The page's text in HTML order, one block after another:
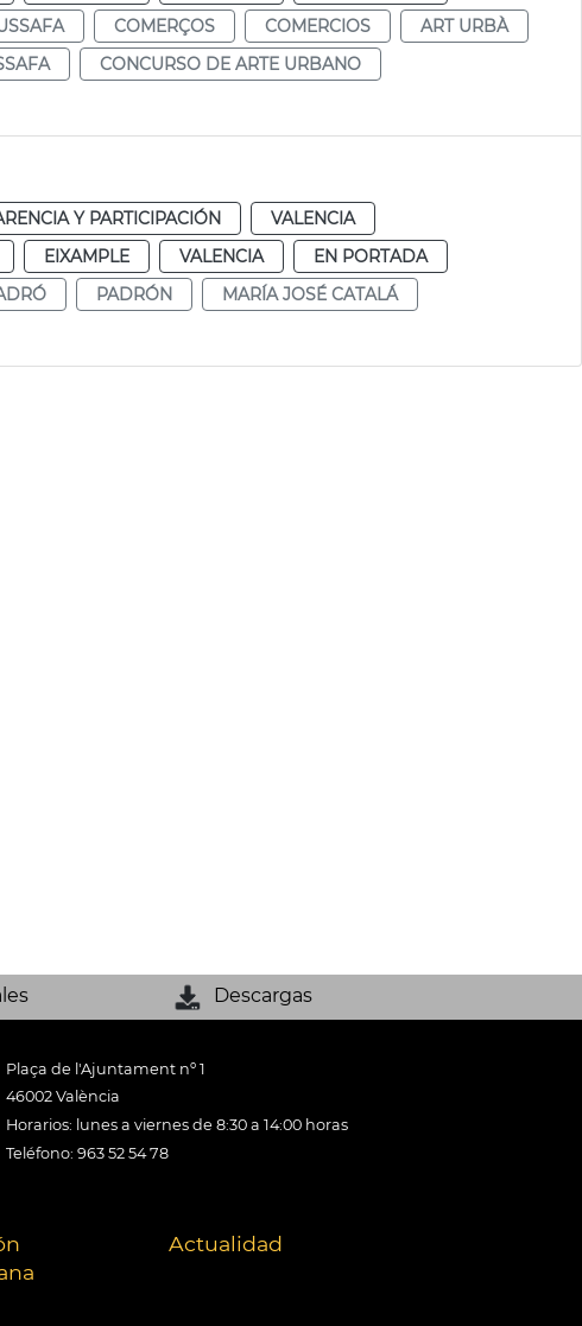
COMERÇOS COMERCIOS
ART URBÀ
CONCURSO DE ARTE URBANO
Y PARTICIPACIÓN
VALENCIA
EIXAMPLE VALENCIA
EN PORTADA
PADRÓN
MARÍA JOSÉ CATALÁ
Descargas
Plaça de l'Ajuntament nº 1
46002 València
Horarios: lunes a viernes de 8:30 a 14:00 horas
Teléfono: 963 52 54 78
Actualidad